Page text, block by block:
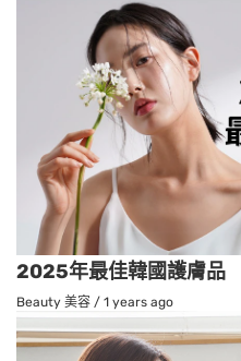
2025年最佳韓國護膚品
Beauty 美容 / 1 years ago